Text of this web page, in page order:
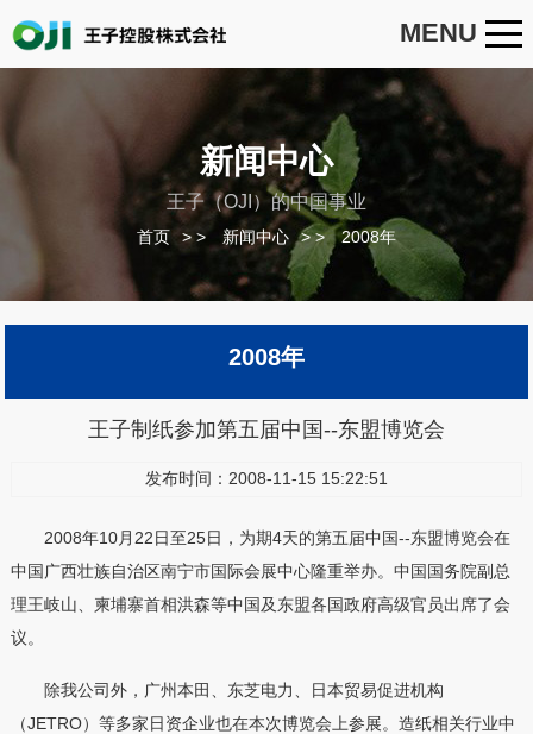
MENU
新闻中心
王子（OJI）的中国事业
首页 > 新闻中心 > 2008年
2008年
王子制纸参加第五届中国--东盟博览会
发布时间：2008-11-15 15:22:51
2008年10月22日至25日，为期4天的第五届中国--东盟博览会在
中国广西壮族自治区南宁市国际会展中心隆重举办。中国国务院副总
理王岐山、柬埔寨首相洪森等中国及东盟各国政府高级官员出席了会
议。
除我公司外，广州本田、东芝电力、日本贸易促进机构
（JETRO）等多家日资企业也在本次博览会上参展。造纸相关行业中